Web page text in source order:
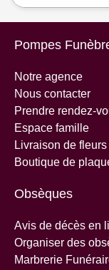
Pompes
Notre agence
Nous contacter
Prendre rendez-
Espace famille
Livraison de fleurs
Boutique de
Obsèques
Avis de décès en
Organiser des
Marbrerie